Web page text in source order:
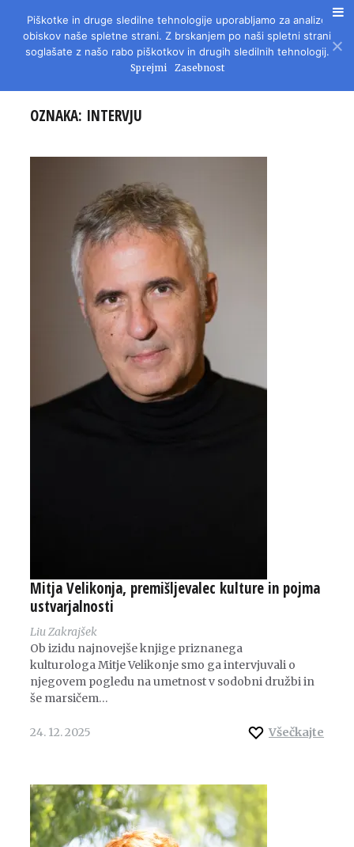
REVIJA ZA LITERATURO, KULTURO IN DRUŽBENA VPRAŠANJA
OZNAKA: INTERVJU
Mitja Velikonja, premišljevalec kulture in pojma
ustvarjalnosti
Liu Zakrajšek
Ob izidu najnovejše knjige priznanega
kulturologa Mitje Velikonje smo ga intervjuvali o
njegovem pogledu na umetnost v sodobni družbi in
še marsičem…
Všečkajte
24. 12. 2025
Piškotke in druge sledilne tehnologije uporabljamo za analizo
obiskov naše spletne strani. Z brskanjem po naši spletni strani
soglašate z našo rabo piškotkov in drugih sledilnih tehnologij.
Sprejmi Zasebnost